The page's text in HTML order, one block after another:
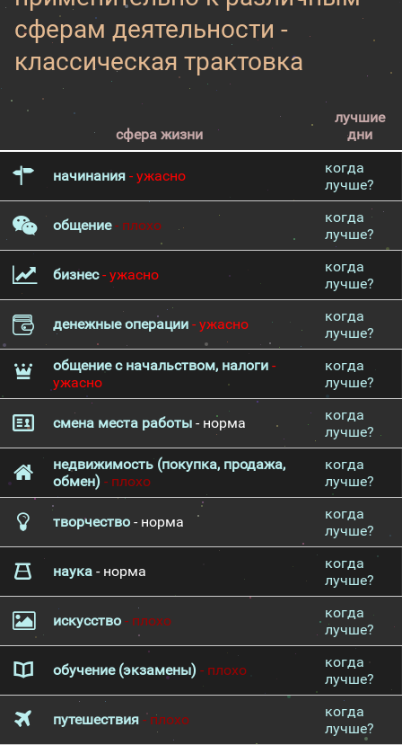
сферам деятельности -
классическая трактовка
сфера жизни
лучшие
дни
начинания - ужасно
когда
лучше?
общение- плохо
когда
лучше?
бизнес- ужасно
когда
лучше?
денежные операции - ужасно
когда
лучше?
общение с начальством, налоги -
ужасно
когда
лучше?
смена места работы - норма
когда
лучше?
недвижимость (покупка, продажа,
обмен) - плохо
когда
лучше?
творчество - норма
когда
лучше?
наука - норма
когда
лучше?
искусство - плохо
когда
лучше?
обучение (экзамены) - плохо
когда
лучше?
путешествия - плохо
когда
лучше?